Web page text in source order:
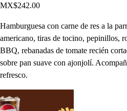
MX$242.00
Hamburguesa con carne de res a la
americano, tiras de tocino, pepinillos,
BBQ, rebanadas de tomate recién
sobre pan suave con ajonjolí.
refresco.